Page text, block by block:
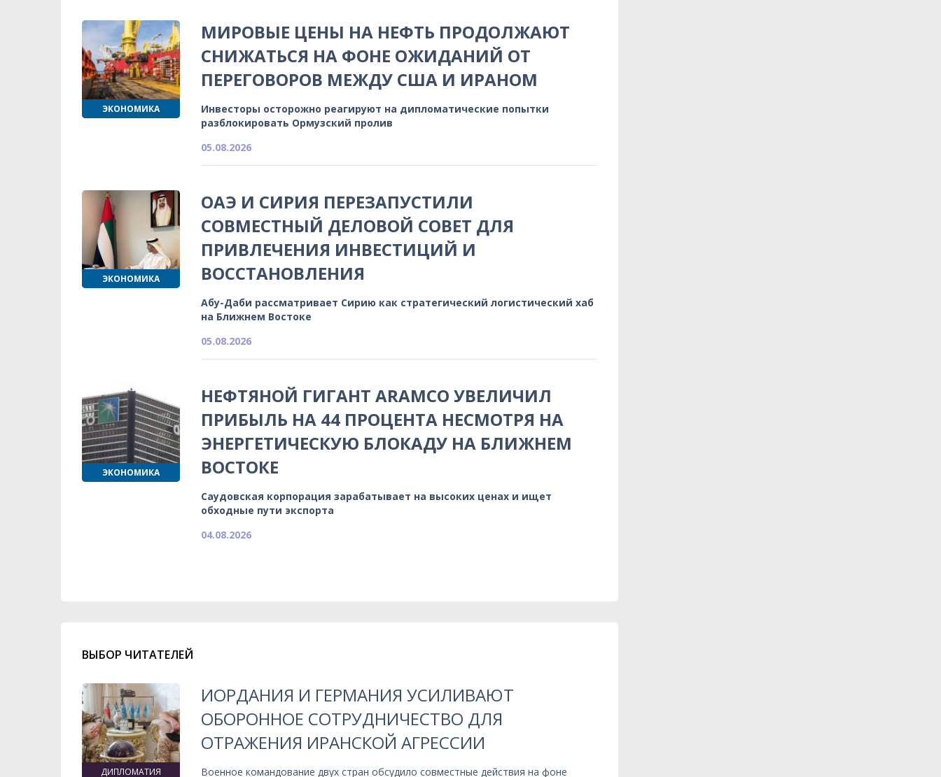
ЭКОНОМИКА
МИРОВЫЕ ЦЕНЫ НА НЕФТЬ ПРОДОЛЖАЮТ
СНИЖАТЬСЯ НА ФОНЕ ОЖИДАНИЙ ОТ
ПЕРЕГОВОРОВ МЕЖДУ США И ИРАНОМ
Инвесторы осторожно реагируют на дипломатические попытки
разблокировать Ормузский пролив
05.08.2026
ЭКОНОМИКА
ОАЭ И СИРИЯ ПЕРЕЗАПУСТИЛИ
СОВМЕСТНЫЙ ДЕЛОВОЙ СОВЕТ ДЛЯ
ПРИВЛЕЧЕНИЯ ИНВЕСТИЦИЙ И
ВОССТАНОВЛЕНИЯ
Абу-Даби рассматривает Сирию как стратегический логистический хаб
на Ближнем Востоке
05.08.2026
ЭКОНОМИКА
НЕФТЯНОЙ ГИГАНТ ARAMCO УВЕЛИЧИЛ
ПРИБЫЛЬ НА 44 ПРОЦЕНТА НЕСМОТРЯ НА
ЭНЕРГЕТИЧЕСКУЮ БЛОКАДУ НА БЛИЖНЕМ
ВОСТОКЕ
Саудовская корпорация зарабатывает на высоких ценах и ищет
обходные пути экспорта
04.08.2026
ВЫБОР ЧИТАТЕЛЕЙ
ДИПЛОМАТИЯ
ИОРДАНИЯ И ГЕРМАНИЯ УСИЛИВАЮТ
ОБОРОННОЕ СОТРУДНИЧЕСТВО ДЛЯ
ОТРАЖЕНИЯ ИРАНСКОЙ АГРЕССИИ
Военное командование двух стран обсудило совместные действия на фоне